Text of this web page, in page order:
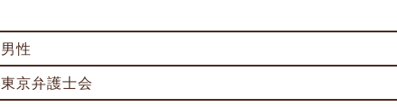
男性
東京弁護士会